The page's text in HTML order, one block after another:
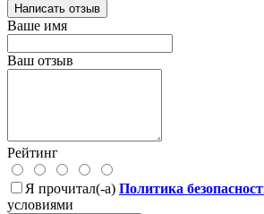
Написать отзыв
Ваше имя
Ваш отзыв
Рейтинг
Я прочитал(-а) Политика
условиями